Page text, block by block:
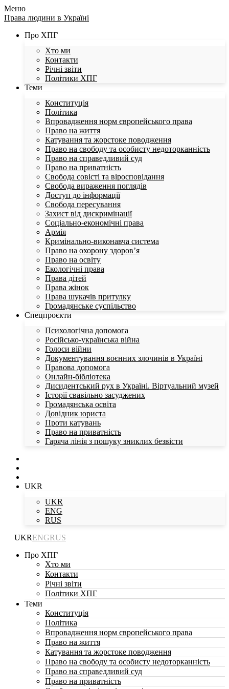
Меню
Права людини в Україні
Про ХПГ
Хто ми
Контакти
Річні звіти
Політики ХПГ
Теми
Конституція
Політика
Впровадження норм європейського права
Право на життя
Катування та жорстоке поводження
Право на свободу та особисту недоторканність
Право на справедливий суд
Право на приватність
Свобода совісті та віросповідання
Свобода вираження поглядів
Доступ до інформації
Свобода пересування
Захист від дискримінації
Соціально-економічні права
Армія
Кримінально-виконавча система
Право на охорону здоров’я
Право на освіту
Екологічні права
Права дітей
Права жінок
Права шукачів притулку
Громадянське суспільство
Спецпроєкти
Психологічна допомога
Російсько-українська війна
Голоси війни
Документування воєнних злочинів в Україні
Правова допомога
Онлайн-бібліотека
Дисидентський рух в Україні. Віртуальний музей
Історії свавільно засуджених
Громадянська освіта
Довідник юриста
Проти катувань
Право на приватність
Гаряча лінія з пошуку зниклих безвісти
UKR
UKR
ENG
RUS
UKRENGRUS
Про ХПГ
Хто ми
Контакти
Річні звіти
Політики ХПГ
Теми
Конституція
Політика
Впровадження норм європейського права
Право на життя
Катування та жорстоке поводження
Право на свободу та особисту недоторканність
Право на справедливий суд
Право на приватність